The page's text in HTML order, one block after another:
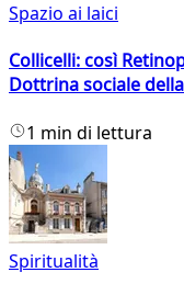
Spazio ai laici
Collicelli: così
Dottrina sociale
1 min di lettura
Spiritualità